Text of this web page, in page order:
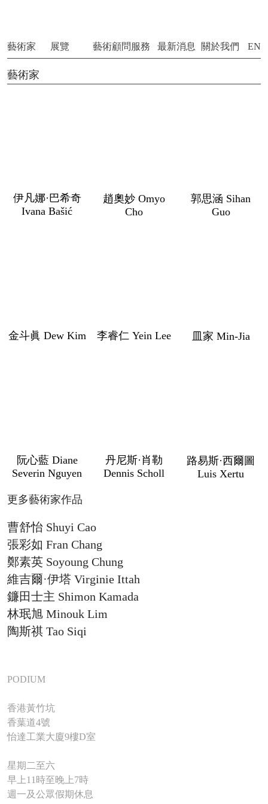
藝術家 展覽 藝術顧問服務 最新消息 關於我們 EN
藝術家
伊凡娜·巴希奇
Ivana Bašić
趙奧妙 Omyo
Cho
郭思涵 Sihan
Guo
金斗眞 Dew Kim 李睿仁 Yein Lee 皿家 Min-Jia
阮心藍 Diane
Severin Nguyen
丹尼斯·肖勒
Dennis Scholl
路易斯·西爾圖
Luis Xertu
更多藝術家作品
曹舒怡 Shuyi Cao
張彩如Fran Chang
鄭素英 Soyoung Chung
維吉爾·伊塔 Virginie Ittah
鐮田士主 Shimon Kamada
林珉旭 Minouk Lim
陶斯祺 Tao Siqi
PODIUM
香港黃竹坑
香葉道4號
怡達工業大廈9樓D室
星期二至六
早上11時至晚上7時
週一及公眾假期休息